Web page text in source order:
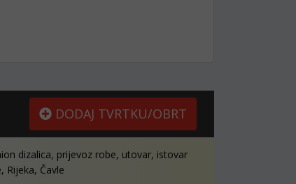
DODAJ TVRTKU/OBRT
dizalica, prijevoz robe, utovar, istovar
Rijeka, Čavle